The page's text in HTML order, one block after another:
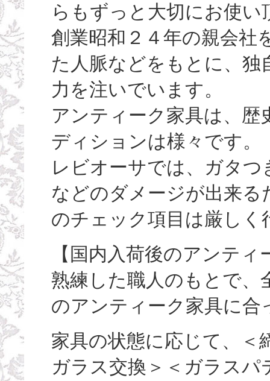
らもずっと大切にお使
創業昭和２４年の親会社
た人脈などをもとに、
力を注いでいます。
アンティーク家具は、
ディションは様々です。
レビオーサでは、ガタ
などのダメージが出来
のチェック項目は厳し
【国内入荷後のアンテ
熟練した職人のもとで
のアンティーク家具に
家具の状態に応じて、＜
ガラス交換＞＜ガラスパ